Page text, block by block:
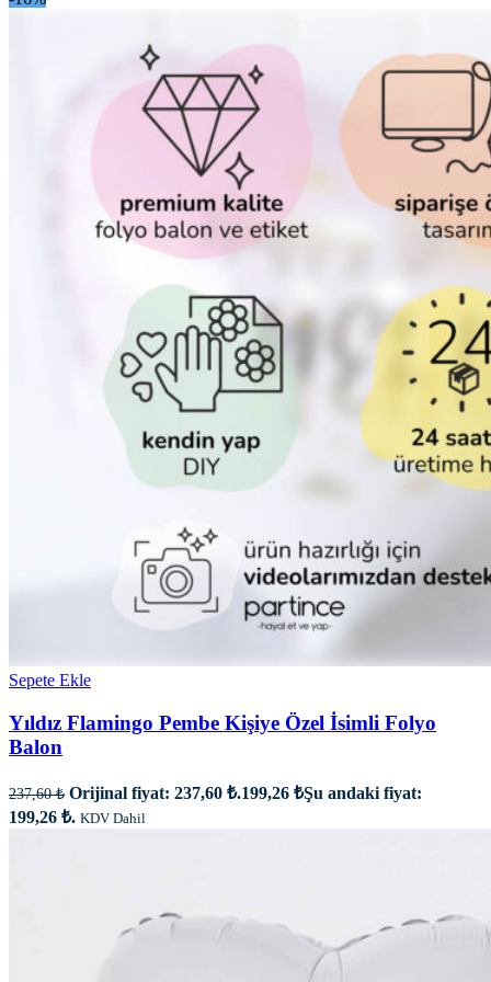
Sepete Ekle
Yıldız Flamingo Pembe Kişiye Özel İsimli Folyo
Balon
237,60₺ Orijinal fiyat: 237,60 ₺.199,26 ₺Şu andaki fiyat:
199,26 ₺. KDV Dahil